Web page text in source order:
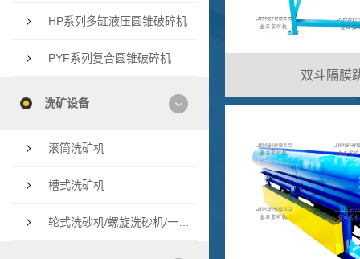
HP系列多缸液压圆锥破碎机
PYF系列复合圆锥破碎机
洗矿设备
滚筒洗矿机
槽式洗矿机
双斗隔膜